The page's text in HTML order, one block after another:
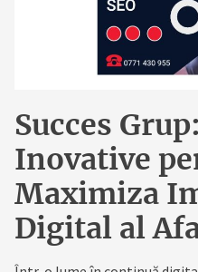
Succes
Inovative
Maximiza
Digital al